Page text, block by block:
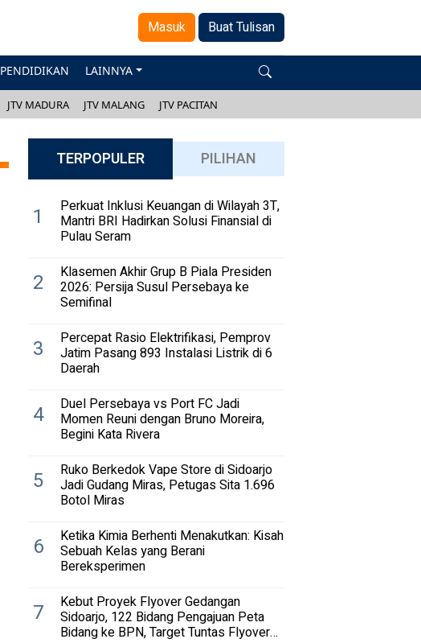
Masuk Buat Tulisan
PENDIDIKAN LAINNYA
JTV MADURA JTV MALANG JTV PACITAN
TERPOPULER PILIHAN
1 Perkuat Inklusi Keuangan di Wilayah 3T,
Mantri BRI Hadirkan Solusi Finansial di
Pulau Seram
2 Klasemen Akhir Grup B Piala Presiden
2026: Persija Susul Persebaya ke
Semifinal
3 Percepat Rasio Elektrifikasi, Pemprov
Jatim Pasang 893 Instalasi Listrik di 6
Daerah
4 Duel Persebaya vs Port FC Jadi
Momen Reuni dengan Bruno Moreira,
Begini Kata Rivera
5 Ruko Berkedok Vape Store di Sidoarjo
Jadi Gudang Miras, Petugas Sita 1.696
Botol Miras
6 Ketika Kimia Berhenti Menakutkan: Kisah
Sebuah Kelas yang Berani
Bereksperimen
7 Kebut Proyek Flyover Gedangan
Sidoarjo, 122 Bidang Pengajuan Peta
Bidang ke BPN, Target Tuntas Flyover